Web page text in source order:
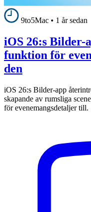
9to5Mac • 1 år sedan
iOS 26:s Bilder-
funktion för
den
iOS 26:s Bilder-app
skapande av rumsliga
för evenemangsdetaljer till.